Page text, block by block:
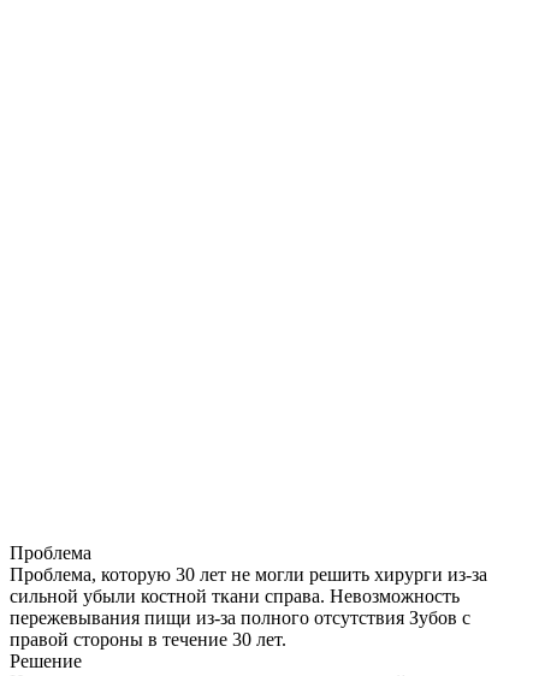
Проблема
Проблема, которую 30 лет не могли решить хирурги из-за
сильной убыли костной ткани справа. Невозможность
пережевывания пищи из-за полного отсутствия Зубов с
правой стороны в течение 30 лет.
Решение